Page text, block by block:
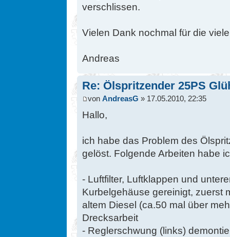
verschlissen.
Vielen Dank nochmal für die
Andreas
Re: Ölspritzender 25PS
von AndreasG » 17.05.2010, 22:35
Hallo,
ich habe das Problem des
gelöst. Folgende Arbeiten habe
- Luftfilter, Luftklappen und
Kurbelgehäuse gereinigt, zuerst
altem Diesel (ca.50 mal über
Drecksarbeit
- Reglerschwung (links)